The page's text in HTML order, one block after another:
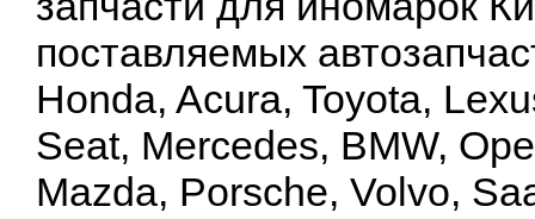
поставляемых
Honda, Acura, Toyota,
Seat, Mercedes, BMW,
Mazda, Porsche, Volvo,